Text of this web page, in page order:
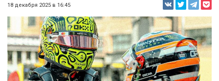
18 декабря 2025 в 16:45